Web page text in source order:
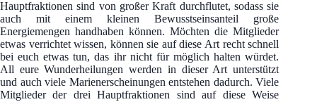
Hauptfraktionen sind von großer Kraft durchflutet, sodass sie
auch mit einem kleinen Bewusstseinsanteil große
Energiemengen handhaben können. Möchten die Mitglieder
etwas verrichtet wissen, können sie auf diese Art recht schnell
bei euch etwas tun, das ihr nicht für möglich halten würdet.
All eure Wunderheilungen werden in dieser Art unterstützt
und auch viele Marienerscheinungen entstehen dadurch. Viele
Mitglieder der drei Hauptfraktionen sind auf diese Weise